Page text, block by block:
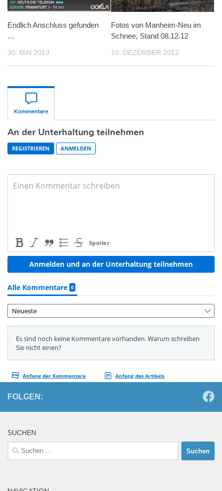
Endlich Anschluss gefunden
…
30. MAI 2013
Fotos von Manheim-Neu im
Schnee, Stand 08.12.12
10. DEZEMBER 2012
FOLGEN:
SUCHEN
Suchen
nach: